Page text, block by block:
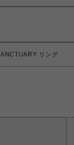
リング